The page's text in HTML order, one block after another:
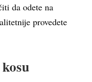
da odete na
provedete